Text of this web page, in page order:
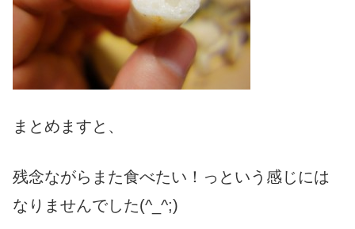
まとめますと、
残念ながらまた食べたい！っという感じには
なりませんでした(^_^;)